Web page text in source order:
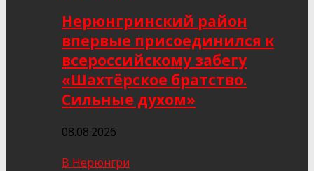
Нерюнгринский район
впервые присоединился к
всероссийскому забегу
«Шахтёрское братство.
Сильные духом»
08.08.2026
В Нерюнгри